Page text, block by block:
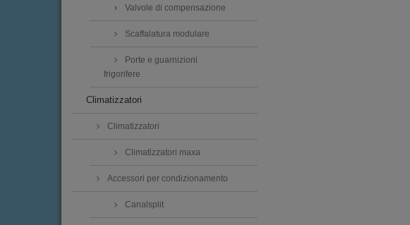
Valvole di compensazione
Scaffalatura modulare
Porte e guarnizioni
frigorifere
Climatizzatori
Climatizzatori
Climatizzatori maxa
Accessori per condizionamento
Canalsplit